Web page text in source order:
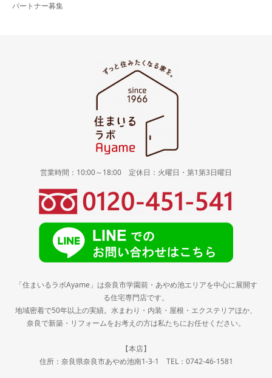
パートナー募集
営業時間：10:00～18:00 定休日：火曜日・第1第3日曜日
「住まいるラボAyame」は奈良市学園前・あやめ池エリアを中心に展開す
る住宅専門店です。
地域密着で50年以上の実績。水まわり・内装・屋根・エクステリアほか、
奈良で新築・リフォームをお考えの方は私たちにお任せください。
【本店】
住所：奈良県奈良市あやめ池南1-3-1 TEL：0742-46-1581